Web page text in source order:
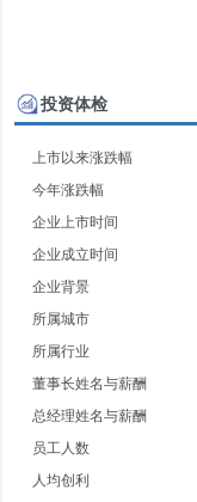
投资体检
上市以来涨跌幅
今年涨跌幅
企业上市时间
企业成立时间
企业背景
所属城市
所属行业
董事长姓名与薪酬
总经理姓名与薪酬
员工人数
人均创利